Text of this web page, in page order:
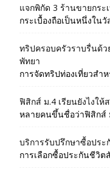
แจกพิกัด 3 ร้านขายกระ
กระเบื้องถือเป็นหนึ่งใ
ทริปครอบครัวราบรื่นด้ว
พัทยา
การจัดทริปท่องเที่ยวส
ฟิสิกส์ ม.4 เรียนยังไงให้
หลายคนขึ้นชื่อว่าฟิสิกส์
บริการรับปรึกษาซื้อประ
การเลือกซื้อประกันชีวิต